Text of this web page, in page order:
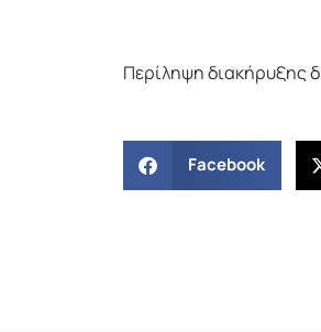
Περίληψη διακήρυξης
Facebook